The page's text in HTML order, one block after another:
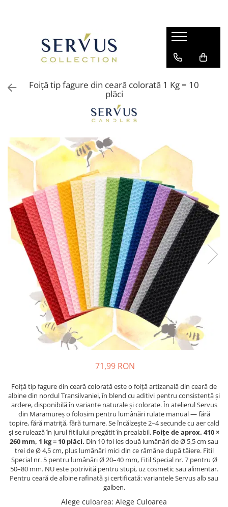
Foiță tip fagure din ceară colorată 1 Kg = 10
plăci
71,99 RON
Foiță tip fagure din ceară colorată este o foiță artizanală din ceară de
albine din nordul Transilvaniei, în blend cu aditivi pentru consistență și
ardere, disponibilă în variante naturale și colorate. În atelierul Servus
din Maramureș o folosim pentru lumânări rulate manual — fără
topire, fără matriță, fără turnare. Se încălzește 2–4 secunde cu aer cald
și se rulează în jurul fitilului pregătit în prealabil. Foițe de aprox. 410 ×
260 mm, 1 kg = 10 plăci. Din 10 foi ies două lumânări de Ø 5,5 cm sau
trei de Ø 4,5 cm, plus lumânări mici din ce rămâne după tăiere. Fitil
Special nr. 5 pentru lumânări Ø 20–40 mm, Fitil Special nr. 7 pentru Ø
50–80 mm. NU este potrivită pentru stupi, uz cosmetic sau alimentar.
Pentru ceară de albine rafinată și certificată: variantele Servus alb sau
galben.
Alege culoarea: Alege Culoarea